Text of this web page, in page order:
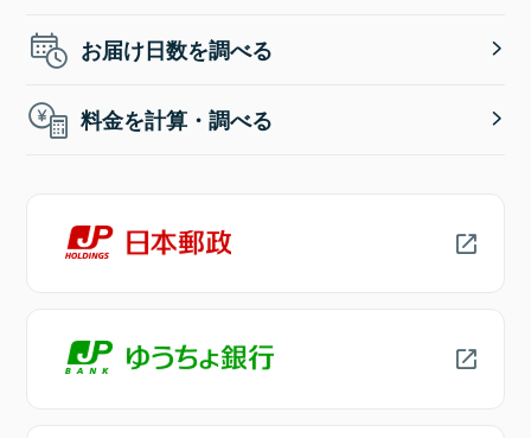
お届け日数を調べる
料金を計算・調べる